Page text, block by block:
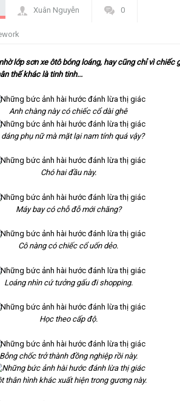
Tìm kiếm
Xuân Nguyễn 0
lớp sơn xe ôtô bóng loáng, hay cũng chỉ vì chiếc
thế khác là tinh tinh...
Anh chàng này có chiếc cổ dài ghê
dáng phụ nữ mà mặt lại nam tính quá vậy?
Chó hai đầu này.
Máy bay có chỗ đỗ mới chăng?
Cô nàng có chiếc cổ uốn dẻo.
Loáng nhìn cứ tưởng gấu đi shopping.
Học theo cấp độ.
Bỗng chốc trở thành đồng nghiệp rồi này.
thân hình khác xuất hiện trong gương này.